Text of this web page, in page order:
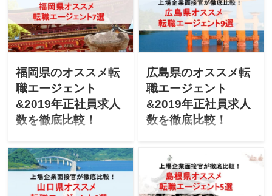
ませんか？上場企業の面接
官が「佐賀県のオススメ転
職エージェント」「最新
2019年エージェントごとの
します！
書類通過率を知りたい…」
こんな悩みがありません
か？同じ能力の方でも経由
したエージェントによって
が。業界別に禁断のエージ
ェントごとの書類通過率を
公開します！
福岡県のオススメ転
職エージェント
&2019年正社員求人
数を徹底比較！
い」「福岡にUターン転職し
たいけど不安」と悩んでま
せんか？上場企業の面接官
が「福岡のオススメ転職エ
広島県のオススメ転
職エージェント
&2019年正社員求人
数を徹底比較！
たいけど不安」と悩んでま
せんか？上場企業の面接官
が「広島のオススメ転職エ